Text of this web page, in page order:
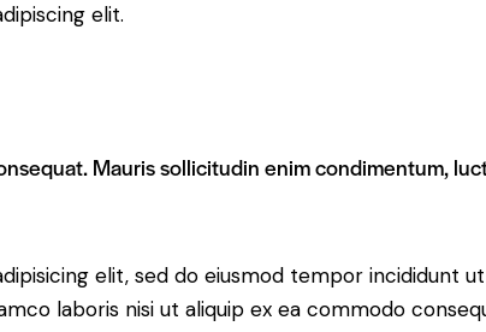
elit.
Mauris sollicitudin enim condimentum,
elit, sed do eiusmod tempor incididunt
laboris nisi ut aliquip ex ea commodo